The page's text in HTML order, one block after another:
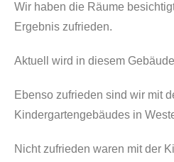
Wir haben die Räume
Ergebnis zufrieden.
Aktuell wird in diesem
Ebenso zufrieden sind wir mit
Kindergartengebäudes in
Nicht zufrieden waren mit der